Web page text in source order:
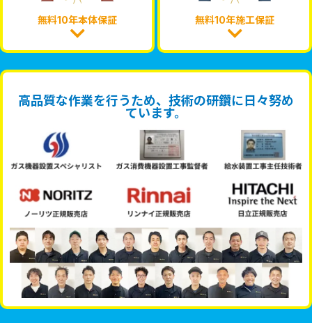
無料10年本体保証 無料10年施工保証
高品質な作業を行うため、技術の研鑽に日々努め
ています。